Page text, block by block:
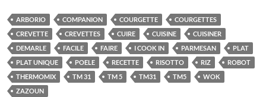
ARBORIO COMPANION COURGETTE
COURGETTES
CREVETTE
CREVETTES CUIRE CUISINE
CUISINER
DEMARLE
FACILE FAIRE I COOK IN PARMESAN
PLAT
PLAT UNIQUE
POELE RECETTE RISOTTO RIZ
ROBOT
THERMOMIX
TM 31 TM 5 TM31 TM5
WOK
ZAZOUN